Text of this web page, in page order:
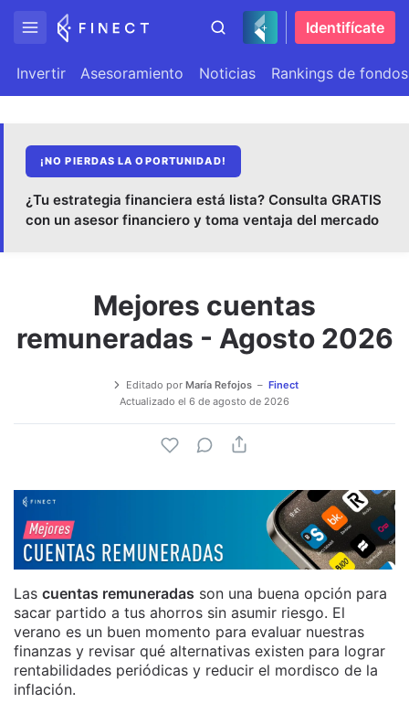
Identifícate
Invertir Asesoramiento Noticias Rankings de fondos
¡NO PIERDAS LA OPORTUNIDAD!
¿Tu estrategia financiera está lista? Consulta GRATIS
con un asesor financiero y toma ventaja del mercado
Mejores cuentas
remuneradas - Agosto 2026
Editado por María Refojos
Finect
Actualizado el 6 de agosto de 2026
Las cuentas remuneradas son una buena opción para
sacar partido a tus ahorros sin asumir riesgo. El
verano es un buen momento para evaluar nuestras
finanzas y revisar qué alternativas existen para lograr
rentabilidades periódicas y reducir el mordisco de la
inflación.